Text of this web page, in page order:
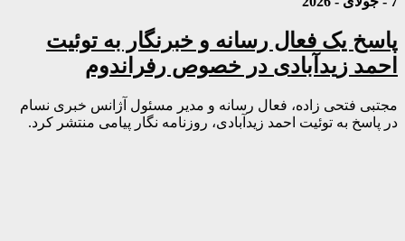
پاسخ یک فعال رسانه و خبرنگار به توئیت
احمد زیدآبادی در خصوص رفراندوم
مجتبی فتحی زاده، فعال رسانه و مدیر مسئول آژانس خبری نسام
در پاسخ به توئیت احمد زیدآبادی، روزنامه نگار پیامی منتشر کرد.